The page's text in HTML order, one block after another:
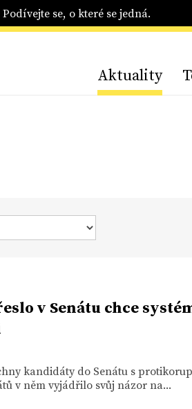
se, o které se jedná.
Aktuality
v Senátu chce
kandidáty do Senátu s
v něm vyjádřilo svůj názor na...